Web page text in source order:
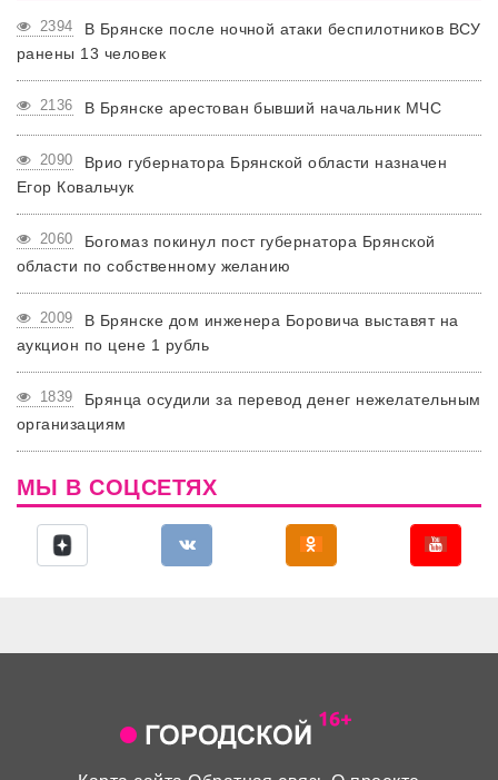
2394
В Брянске после ночной атаки беспилотников ВСУ
ранены 13 человек
2136 В Брянске арестован бывший начальник МЧС
2090
Врио губернатора Брянской области назначен
Егор Ковальчук
2060
Богомаз покинул пост губернатора Брянской
области по собственному желанию
2009
В Брянске дом инженера Боровича выставят на
аукцион по цене 1 рубль
1839
Брянца осудили за перевод денег нежелательным
организациям
МЫ В СОЦСЕТЯХ